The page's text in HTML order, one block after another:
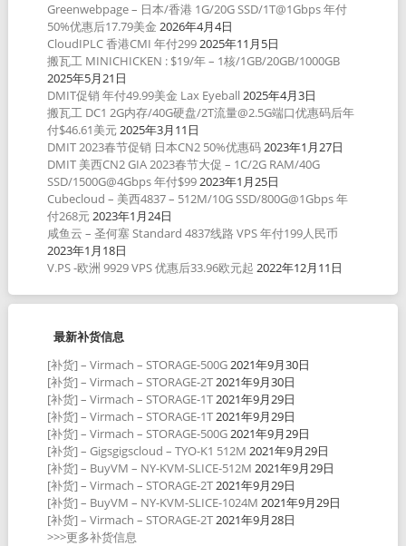
Greenwebpage – 日本/香港 1G/20G SSD/1T@1Gbps 年付
50%优惠后17.79美金 2026年4月4日
CloudIPLC 香港CMI 年付2992025年11月5日
搬瓦工 MINICHICKEN : $19/年 – 1核/1GB/20GB/1000GB
2025年5月21日
DMIT促销 年付49.99美金 Lax Eyeball 2025年4月3日
搬瓦工 DC1 2G内存/40G硬盘/2T流量@2.5G端口优惠码后年
付$46.61美元2025年3月11日
DMIT 2023春节促销 日本CN2 50%优惠码2023年1月27日
DMIT 美西CN2 GIA 2023春节大促 – 1C/2G RAM/40G
SSD/1500G@4Gbps 年付$992023年1月25日
Cubecloud – 美西4837 – 512M/10G SSD/800G@1Gbps 年
付268元2023年1月24日
咸鱼云 – 圣何塞 Standard 4837线路 VPS 年付199人民币
2023年1月18日
V.PS -欧洲 9929 VPS 优惠后33.96欧元起 2022年12月11日
最新补货信息
[补货] – Virmach – STORAGE-500G2021年9月30日
[补货] – Virmach – STORAGE-2T2021年9月30日
[补货] – Virmach – STORAGE-1T2021年9月29日
[补货] – Virmach – STORAGE-1T2021年9月29日
[补货] – Virmach – STORAGE-500G2021年9月29日
[补货] – Gigsgigscloud – TYO-K1 512M 2021年9月29日
[补货] – BuyVM – NY-KVM-SLICE-512M 2021年9月29日
[补货] – Virmach – STORAGE-2T2021年9月29日
[补货] – BuyVM – NY-KVM-SLICE-1024M 2021年9月29日
[补货] – Virmach – STORAGE-2T2021年9月28日
>>>更多补货信息